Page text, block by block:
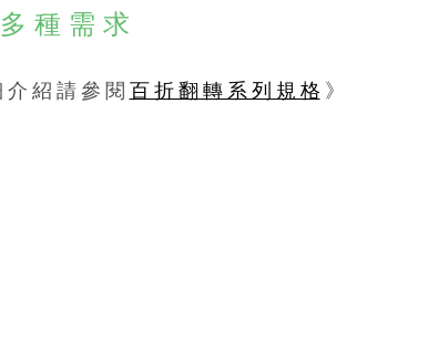
種 需 求
介 紹 請 參 閱 百 折 翻 轉 系 列 規 格 》